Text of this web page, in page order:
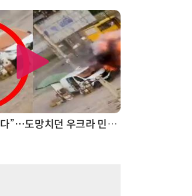
“계속 쫓아왔다”…도망치던 우크라 민간인 공격한 러 자폭 드론